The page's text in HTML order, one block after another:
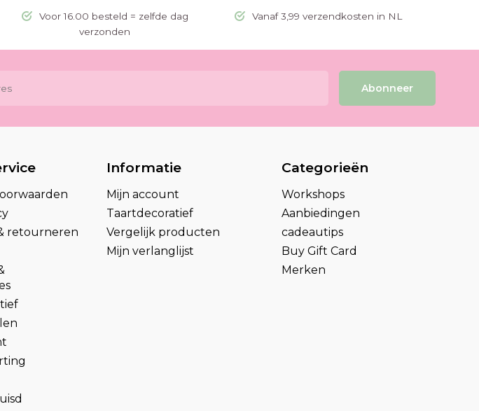
Voor 16.00 besteld = zelfde dag
verzonden
Vanaf 3,99 verzendkosten in NL
Abonneer
retourneren
Informatie
Mijn account
Taartdecoratief
Vergelijk producten
Mijn verlanglijst
Categorieën
Workshops
Aanbiedingen
cadeautips
Buy Gift Card
Merken